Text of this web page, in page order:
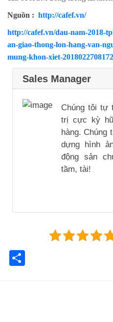
Nguồn : http://cafef.vn/
http://cafef.vn/dau-nam-2018-
an-giao-thong-lon-hang-van-
mung-khon-xiet-
Sales Manager
Chúng tôi tự
trị cực kỳ
hàng. Chúng
dựng hình
động sản
tầm, tài!